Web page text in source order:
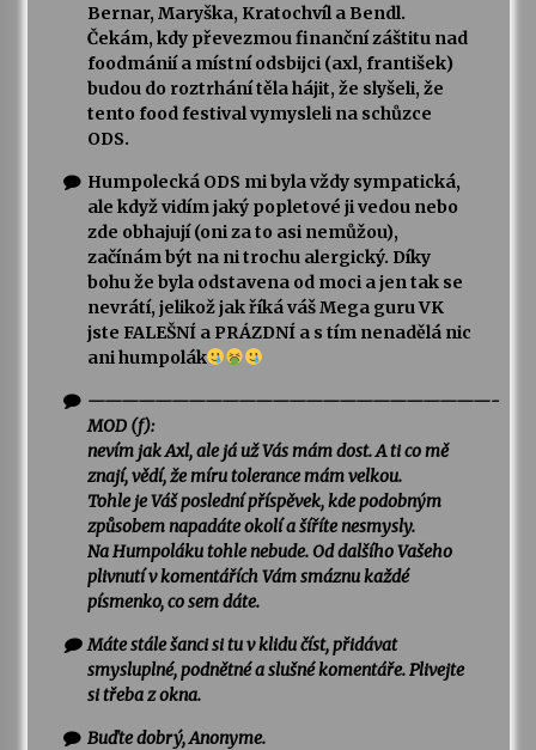
Bernar, Maryška, Kratochvíl a Bendl.
Čekám, kdy převezmou finanční záštitu nad
foodmánií a místní odsbijci (axl, františek)
budou do roztrhání těla hájit, že slyšeli, že
tento food festival vymysleli na schůzce
ODS.
Humpolecká ODS mi byla vždy sympatická,
ale když vidím jaký popletové ji vedou nebo
zde obhajují (oni za to asi nemůžou),
začínám být na ni trochu alergický. Díky
bohu že byla odstavena od moci a jen tak se
nevrátí, jelikož jak říká váš Mega guru VK
jste FALEŠNÍ a PRÁZDNÍ a s tím nenadělá nic
ani humpolák
————————————————————————-
MOD (f):
nevím jak Axl, ale já už Vás mám dost. A ti co mě
znají, vědí, že míru tolerance mám velkou.
Tohle je Váš poslední příspěvek, kde podobným
způsobem napadáte okolí a šíříte nesmysly.
Na Humpoláku tohle nebude. Od dalšího Vašeho
plivnutí v komentářích Vám smáznu každé
písmenko, co sem dáte.
Máte stále šanci si tu v klidu číst, přidávat
smysluplné, podnětné a slušné komentáře. Plivejte
si třeba z okna.
Buďte dobrý, Anonyme.